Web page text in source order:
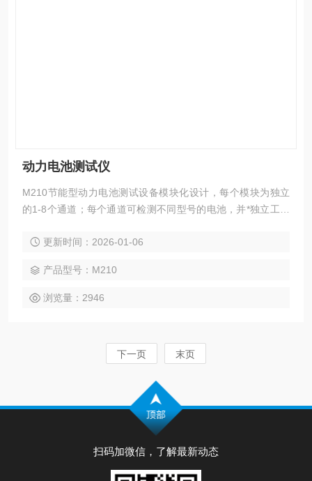
动力电池测试仪
M210节能型动力电池测试设备模块化设计，每个模块为独立
的1-8个通道；每个通道可检测不同型号的电池，并*独立工作
更新时间：2026-01-06
产品型号：M210
浏览量：2946
下一页 末页
扫码加微信，了解最新动态